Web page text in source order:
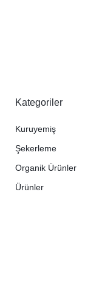
Kategoriler
Kuruyemiş
Şekerleme
Organik Ürünler
Ürünler